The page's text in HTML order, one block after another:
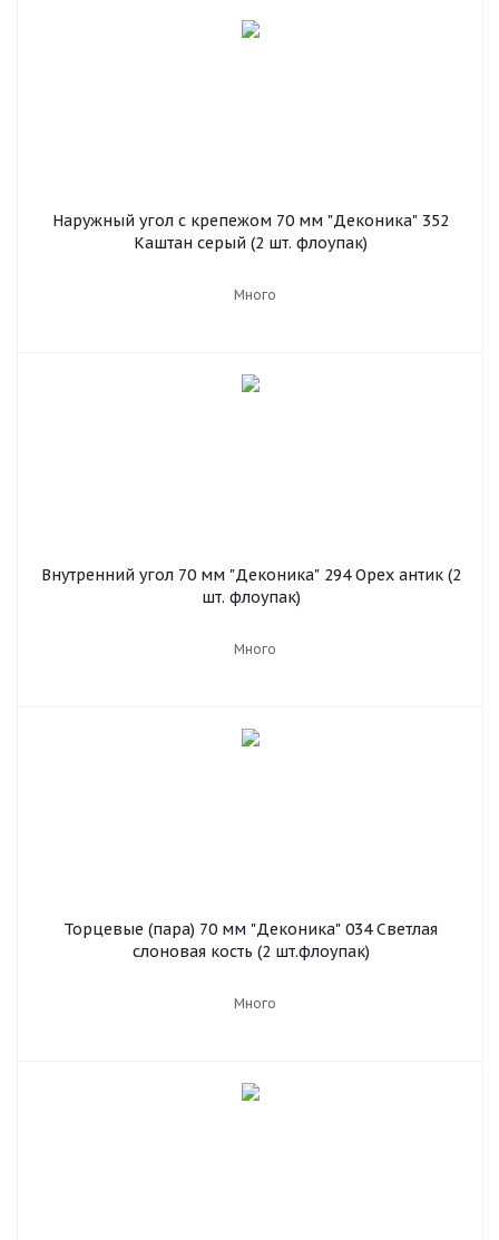
Наружный угол с крепежом 70 мм "Деконика" 352
Каштан серый (2 шт. флоупак)
Много
Внутренний угол 70 мм "Деконика" 294 Орех антик (2
шт. флоупак)
Много
Торцевые (пара) 70 мм "Деконика" 034 Светлая
слоновая кость (2 шт.флоупак)
Много